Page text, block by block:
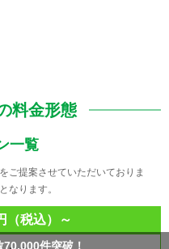
料金形態
一覧
ご提案させていただいておりま
なります。
（税込）～
件突破！